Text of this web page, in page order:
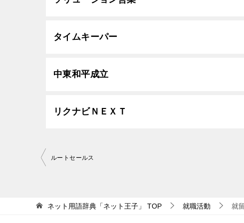
タイムキーパー
中東和平成立
リクナビＮＥＸＴ
投
ビ
ルートセールス
ネット用語辞典「ネット王子」 TOP 就職活動 就